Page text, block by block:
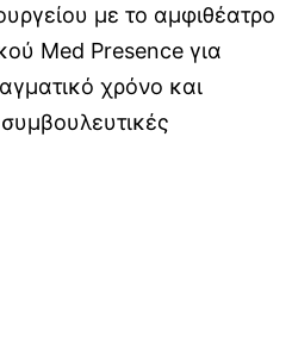
με το αμφιθέατρο
Med Presence για
χρόνο και